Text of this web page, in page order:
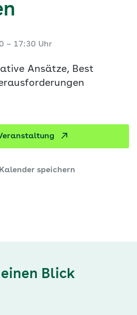
– 17:30 Uhr
Ansätze, Best
Kalender speichern
Blick